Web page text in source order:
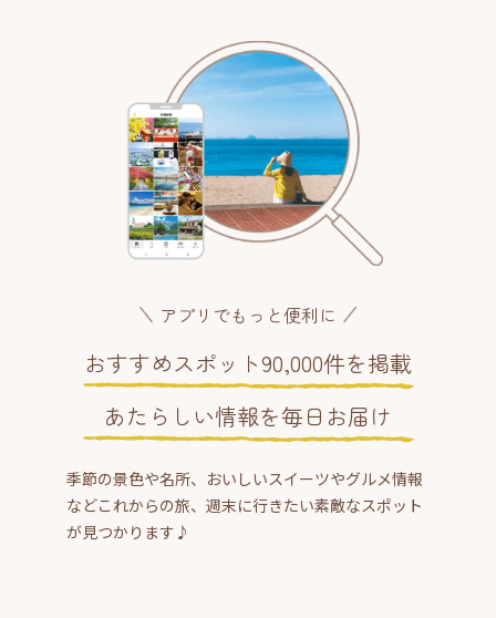
アプリでもっと便利に
おすすめスポット90,000件を掲載
あたらしい情報を毎日お届け
季節の景色や名所、おいしいスイーツやグルメ情報
などこれからの旅、週末に行きたい素敵なスポット
が見つかります♪